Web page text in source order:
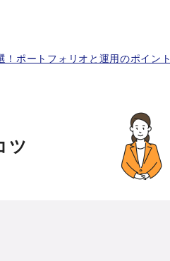
ポートフォリオと運用のポイント
ツ